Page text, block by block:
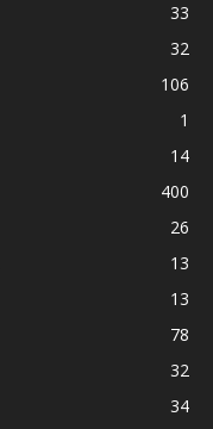
33
32
106
1
14
400
26
13
13
78
32
34